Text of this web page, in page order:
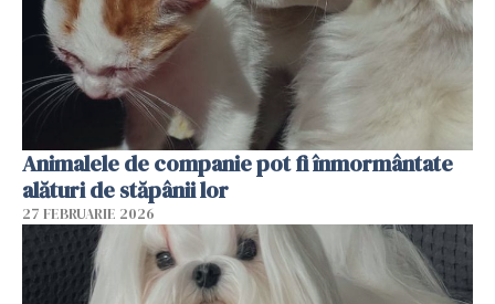
Animalele de companie pot fi înmormântate
alături de stăpânii lor
27 FEBRUARIE 2026